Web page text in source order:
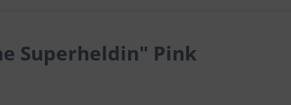
Superheldin" Pink